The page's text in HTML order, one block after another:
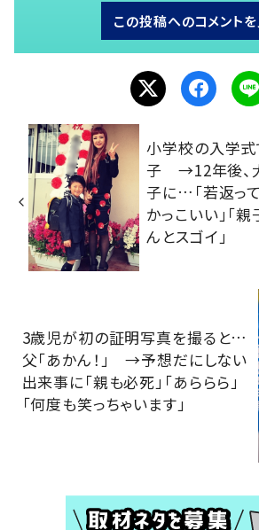
この投稿へのコメント
小学校の入学
子 →12年後、
子に…「若返って
かっこいい」「
んとスゴイ」
3歳児が初の証明写真を撮ると…
父「あかん！」 →予想だにしない
出来事に「親も必死」「あららら」
「何度も笑っちゃいます」